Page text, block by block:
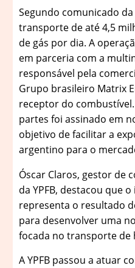
Segundo comunicado
transporte de até 4,5
de gás por dia. A
em parceria com a
responsável pela
Grupo brasileiro Matrix
receptor do
partes foi assinado em
objetivo de facilitar a
argentino para o
Óscar Claros, gestor de
da YPFB, destacou que
representa o resultado
para desenvolver uma
focada no transporte
A YPFB passou a atuar